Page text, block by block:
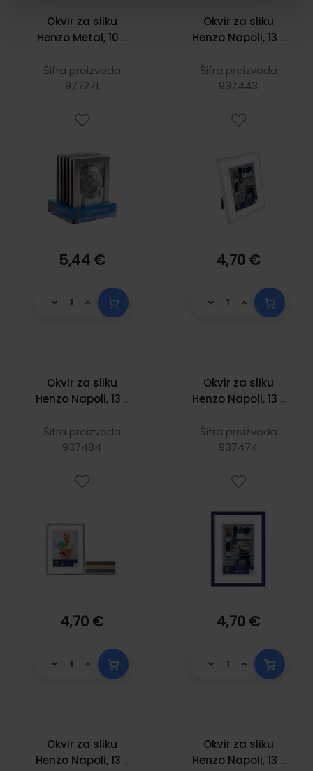
Okvir za sliku
Henzo Metal, 10 x
Šifra proizvoda
977271
5,44 €
Okvir za sliku
Henzo Napoli, 13 x
Šifra proizvoda
937443
4,70 €
Okvir za sliku
Henzo Napoli, 13 x
Šifra proizvoda
937484
4,70 €
Okvir za sliku
Henzo Napoli, 13 x
Šifra proizvoda
937474
4,70 €
Okvir za sliku
Henzo Napoli, 13 x
Okvir za sliku
Henzo Napoli, 13 x